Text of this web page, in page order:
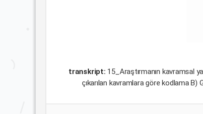
transkript: 15_Araştırmanın kavramsal
çıkarılan kavramlara göre kodlama